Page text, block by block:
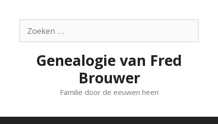
inhoudnaar:
Genealogie van Fred
Brouwer
Familie door de eeuwen heen